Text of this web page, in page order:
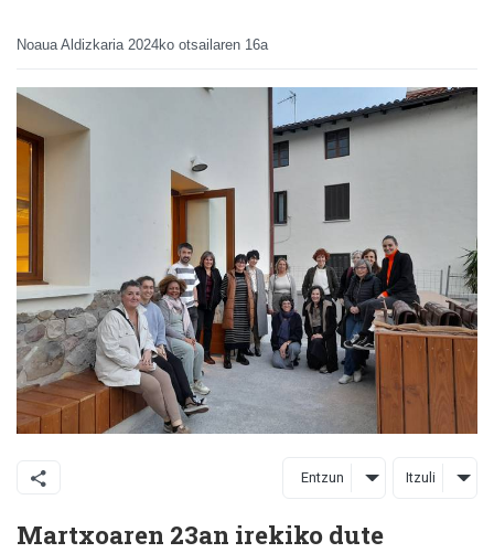
Noaua Aldizkaria 2024ko otsailaren 16a
Entzun Itzuli
Martxoaren 23an irekiko dute